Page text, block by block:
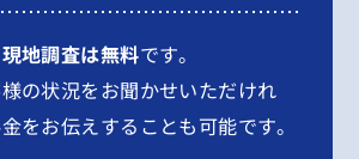
地調査は無料です。
の状況をお聞かせいただけれ
をお伝えすることも可能です。